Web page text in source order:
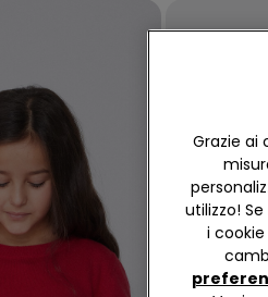
Grazie ai
utilizzo!
i